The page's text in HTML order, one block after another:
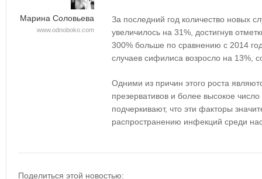
Марина Соловьева
www.odnoboko.com
За последний год количество новых
увеличилось на 31%, достигнув
300% больше по сравнению с 2014
случаев сифилиса возросло на 13%,
Одними из причин этого роста
презервативов и более высокое
подчеркивают, что эти факторы
распространению инфекций среди
Поделиться этой новостью: